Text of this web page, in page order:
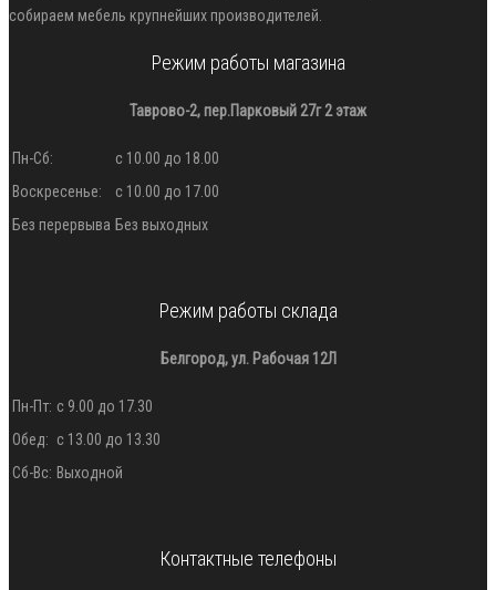
собираем мебель крупнейших производителей.
Режим работы магазина
Таврово-2, пер.Парковый 27г 2 этаж
Пн-Сб:
с 10.00 до 18.00
Воскресенье:
с 10.00 до 17.00
Без перервыва Без выходных
Режим работы склада
Белгород, ул. Рабочая 12Л
Пн-Пт: с 9.00 до 17.30
Обед: с 13.00 до 13.30
Сб-Вс: Выходной
Контактные телефоны